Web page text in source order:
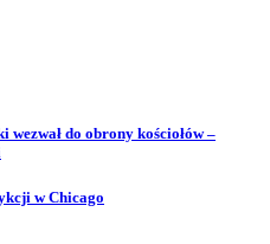
wezwał do obrony kościołów –
w Chicago